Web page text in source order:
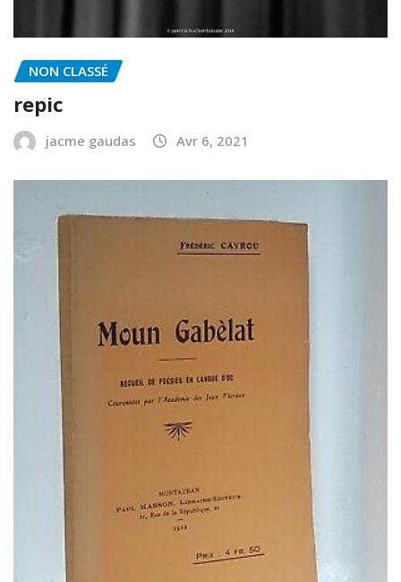
NON CLASSÉ
repic
jacme gaudas Avr 6, 2021